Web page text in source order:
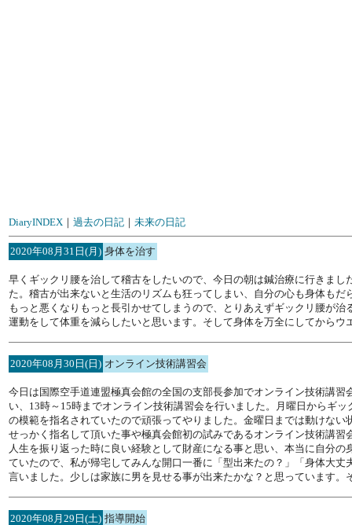
DiaryINDEX ｜ 過去の日記 ｜ 未来の日記
2020年08月31日(月) 身体を治す
早くギックリ腰を治して稽古をしたいので、今日の朝は鍼治療に行きま
た。稽古が出来ないと生活のリズムも狂ってしまい、自分の心も身体も
もっと悪くなりもっと長引かせてしまうので、とりあえずギックリ腰が
運動をして体重を減らしたいと思います。そして身体を万全にしてから
2020年08月30日(日) オンライン技術講習会
今日は国際空手道連盟極真会館の全国の支部長参加でオンライン技術講
い、13時～15時までオンライン技術講習会を行いました。月曜日からギ
の模範を指名されていたので頑張ってやりました。金曜日までは動けな
せっかく指名して頂いた事や極真会館初の試みであるオンライン技術講
人生を振り返った時に良い経験として財産になる事と思い、本当に自分
ていたので、私が帰宅してみんな開口一番に「型出来たの？」「身体大
言いました。少しは家族に男を見せる事が出来たかな？と思っています
2020年08月29日(土) 指導開始